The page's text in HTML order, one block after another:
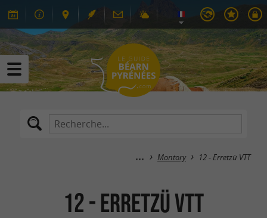
Montory 12 - Erretzü VTT
12 - Erretzü VTT